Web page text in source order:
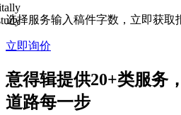
选择服务输入稿件字数，立即获取
立即询价
意得辑提供20+类服务
道路每一步